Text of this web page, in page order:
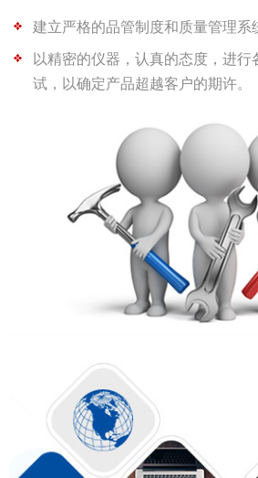
建立严格的品管制度和质量管理系
以精密的仪器，认真的态度，进行
试，以确定产品超越客户的期许。